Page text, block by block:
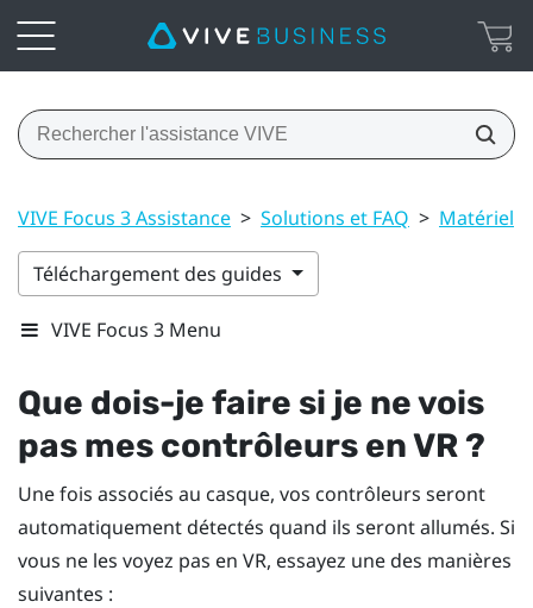
VIVE Focus 3 Assistance > Solutions et FAQ > Matériel
Téléchargement des guides
VIVE Focus 3 Menu
Que dois-je faire si je ne vois
pas mes contrôleurs en VR ?
Une fois associés au casque, vos contrôleurs seront
automatiquement détectés quand ils seront allumés. Si
vous ne les voyez pas en VR, essayez une des manières
suivantes :